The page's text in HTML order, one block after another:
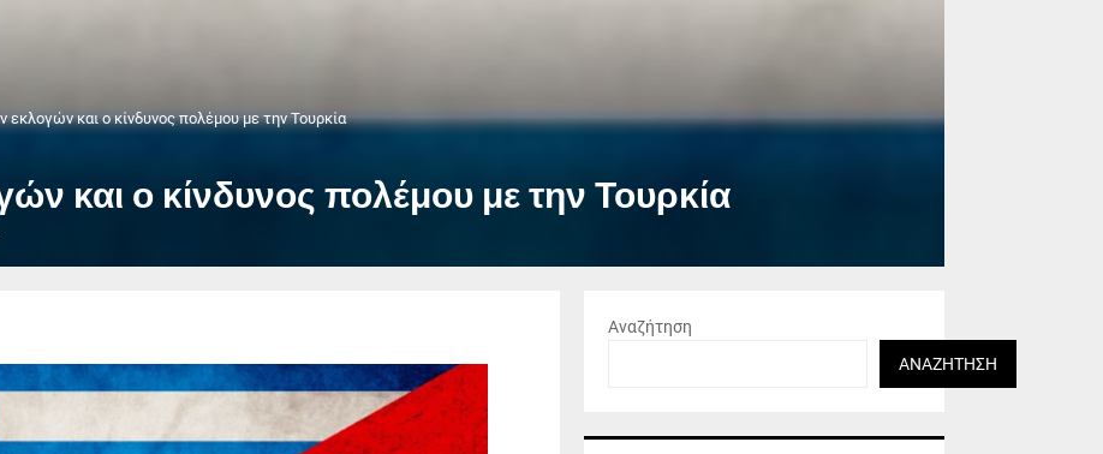
εκλογών και ο κίνδυνος πολέμου με την Τουρκία
και ο κίνδυνος πολέμου με την Τουρκία
Αναζήτηση
ΑΝΑΖΉΤΗΣΗ